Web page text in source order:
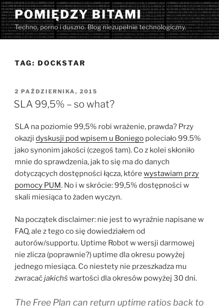
Przejdź
do
treści
POMIĘDZY BITAMI
Techno, porno i duszno. Blog niezupełnie technologiczny.
TAG: DOCKSTAR
OPUBLIKOWANE
W
2 PAŹDZIERNIKA, 2015
SLA 99,5% – so what?
SLA na poziomie 99,5% robi wrażenie, prawda? Przy
okazji dyskusji pod wpisem u Boniego poleciało 99.5%
jako synonim jakości (czegoś tam). Co z kolei skłoniło
mnie do sprawdzenia, jak to się ma do danych
dotyczących dostępności łącza, które wystawiam przy
pomocy PUM. No i w skrócie: 99,5% dostępności w
skali miesiąca to żaden wyczyn.
Na początek disclaimer: nie jest to wyraźnie napisane w
FAQ, ale z tego co się dowiedziałem od
autorów/supportu. Uptime Robot w wersji darmowej
nie zlicza (poprawnie?) uptime dla okresu powyżej
jednego miesiąca. Co niestety nie przeszkadza mu
zwracaćjakichś wartości dla okresów powyżej 30 dni.
The Free Plan can return uptime ratios back to